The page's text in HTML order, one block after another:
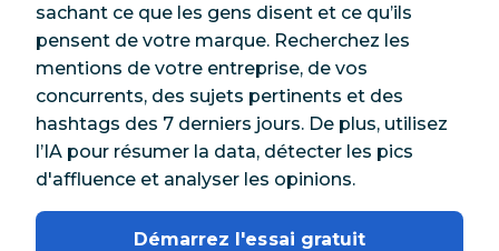
sachant ce que les gens disent et ce qu’ils
pensent de votre marque. Recherchez les
mentions de votre entreprise, de vos
concurrents, des sujets pertinents et des
hashtags des 7 derniers jours. De plus, utilisez
l’IA pour résumer la data, détecter les pics
d'affluence et analyser les opinions.
Démarrez l'essai gratuit